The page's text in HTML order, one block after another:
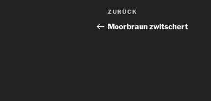
Beitragsnavigation
Vorheriger
Beitrag
ZURÜCK
Moorbraun zwitschert